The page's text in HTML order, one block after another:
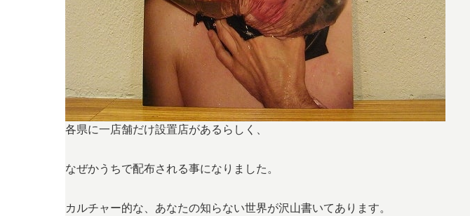
各県に一店舗だけ設置店があるらしく、
なぜかうちで配布される事になりました。
カルチャー的な、あなたの知らない世界が沢山書いてあります。